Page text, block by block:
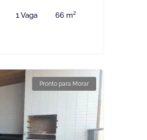
1 Vaga 66 m²
Pronto para Morar